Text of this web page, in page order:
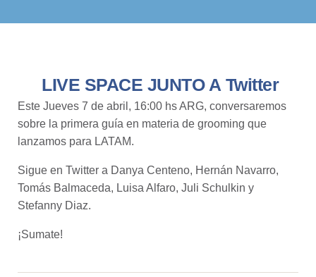
LIVE SPACE JUNTO A Twitter
Este Jueves 7 de abril, 16:00 hs ARG, conversaremos
sobre la primera guía en materia de grooming que
lanzamos para LATAM.
Sigue en Twitter a Danya Centeno, Hernán Navarro,
Tomás Balmaceda, Luisa Alfaro, Juli Schulkin y
Stefanny Diaz.
¡Sumate!